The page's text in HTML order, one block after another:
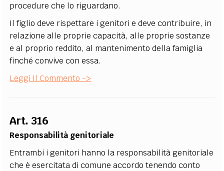
procedure che lo riguardano.
Il figlio deve rispettare i genitori e deve contribuire, in
relazione alle proprie capacità, alle proprie sostanze
e al proprio reddito, al mantenimento della famiglia
finché convive con essa.
Leggi Il Commento ->
Art. 316
Responsabilità genitoriale
Entrambi i genitori hanno la responsabilità genitoriale
che è esercitata di comune accordo tenendo conto